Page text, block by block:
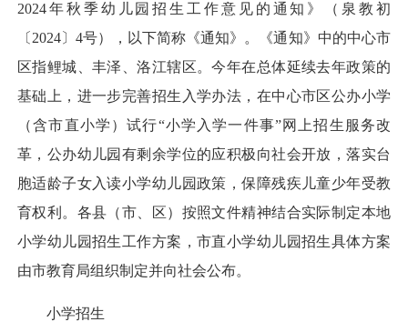
2024年秋季幼儿园招生工作意见的通知》（泉教初
〔2024〕4号），以下简称《通知》。《通知》中的中心市
区指鲤城、丰泽、洛江辖区。今年在总体延续去年政策的
基础上，进一步完善招生入学办法，在中心市区公办小学
（含市直小学）试行“小学入学一件事”网上招生服务改
革，公办幼儿园有剩余学位的应积极向社会开放，落实台
胞适龄子女入读小学幼儿园政策，保障残疾儿童少年受教
育权利。各县（市、区）按照文件精神结合实际制定本地
小学幼儿园招生工作方案，市直小学幼儿园招生具体方案
由市教育局组织制定并向社会公布。
小学招生